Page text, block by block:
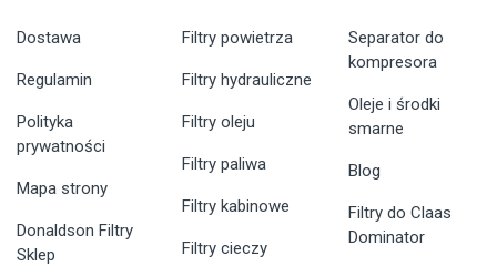
Dostawa
Regulamin
Polityka
prywatności
Mapa strony
Donaldson Filtry
Sklep
Filtry powietrza
Filtry hydrauliczne
Filtry oleju
Filtry paliwa
Filtry kabinowe
Filtry cieczy
Separator do
kompresora
Oleje i środki
smarne
Blog
Filtry do Claas
Dominator